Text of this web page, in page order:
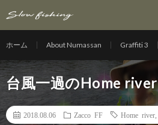
ホーム About Numassan Graffiti 3
台風一過のHome river
2018.08.06 Zacco FF Home river